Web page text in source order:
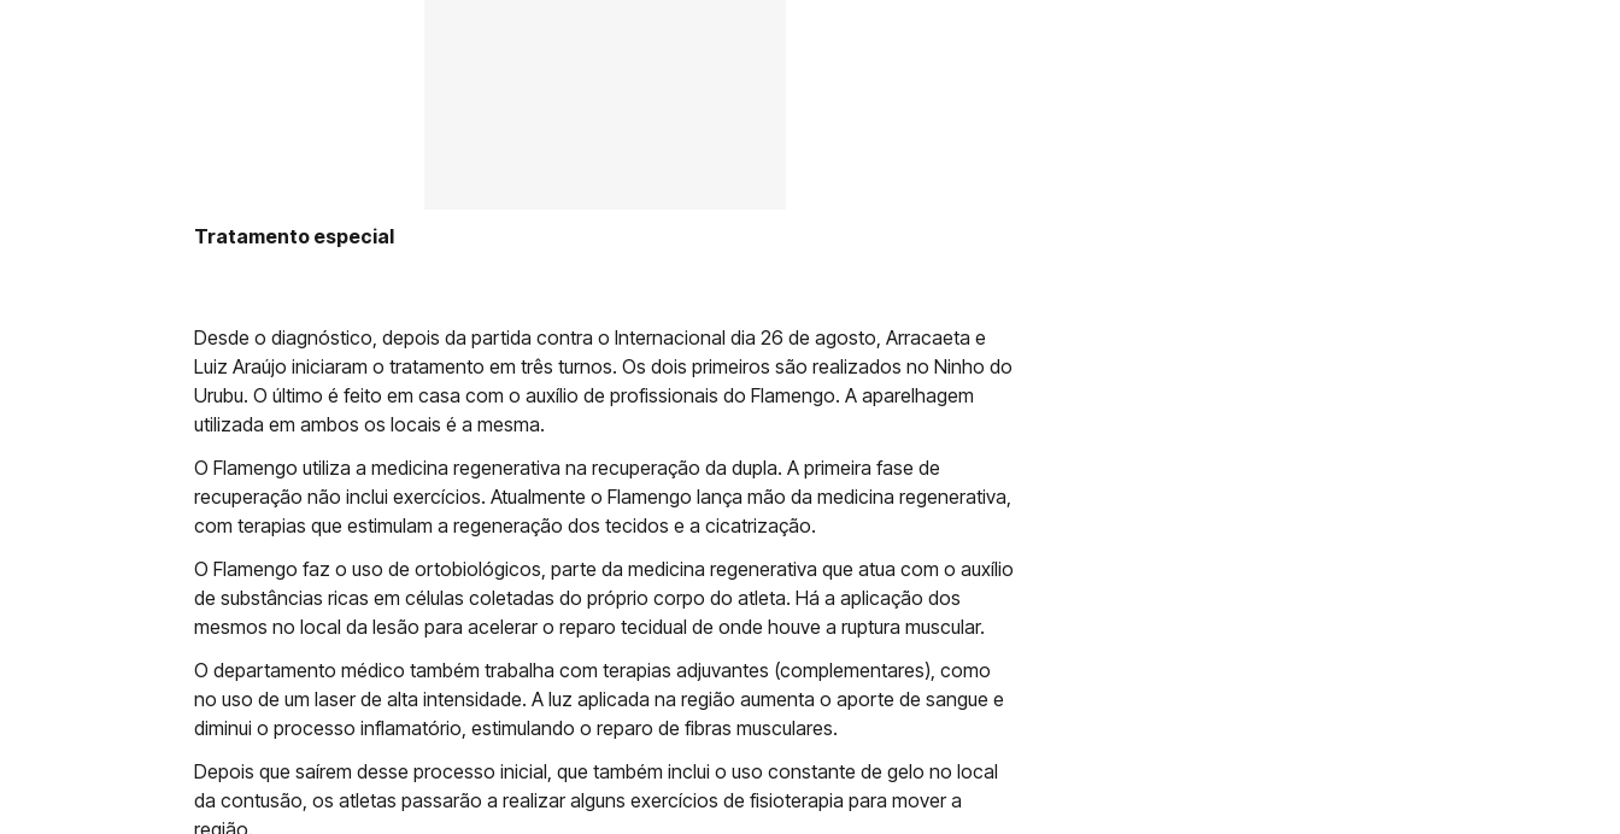
Tratamento especial
Desde o diagnóstico, depois da partida contra o Internacional dia 26 de agosto, Arracaeta e
Luiz Araújo iniciaram o tratamento em três turnos. Os dois primeiros são realizados no Ninho do
Urubu. O último é feito em casa com o auxílio de profissionais do Flamengo. A aparelhagem
utilizada em ambos os locais é a mesma.
O Flamengo utiliza a medicina regenerativa na recuperação da dupla. A primeira fase de
recuperação não inclui exercícios. Atualmente o Flamengo lança mão da medicina regenerativa,
com terapias que estimulam a regeneração dos tecidos e a cicatrização.
O Flamengo faz o uso de ortobiológicos, parte da medicina regenerativa que atua com o auxílio
de substâncias ricas em células coletadas do próprio corpo do atleta. Há a aplicação dos
mesmos no local da lesão para acelerar o reparo tecidual de onde houve a ruptura muscular.
O departamento médico também trabalha com terapias adjuvantes (complementares), como
no uso de um laser de alta intensidade. A luz aplicada na região aumenta o aporte de sangue e
diminui o processo inflamatório, estimulando o reparo de fibras musculares.
Depois que saírem desse processo inicial, que também inclui o uso constante de gelo no local
da contusão, os atletas passarão a realizar alguns exercícios de fisioterapia para mover a
região.